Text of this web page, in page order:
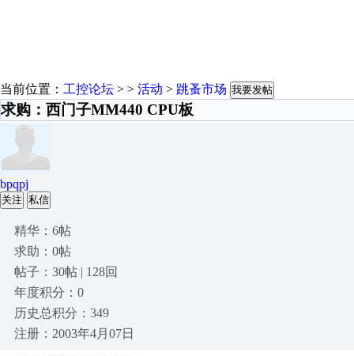
当前位置： 工控论坛 > > 活动 > 跳蚤市场 我要发帖
求购：西门子MM440 CPU板
bpqpj
关注 私信
精华：6帖
求助：0帖
帖子：30帖 | 128回
年度积分：0
历史总积分：349
注册：2003年4月07日